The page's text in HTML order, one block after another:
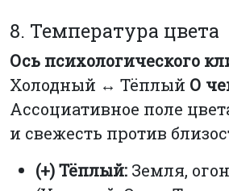
8. Температура цвета
Ось психологического
Холодный ↔ Тёплый О
Ассоциативное поле
и свежесть против
(+) Тёплый: Земля,